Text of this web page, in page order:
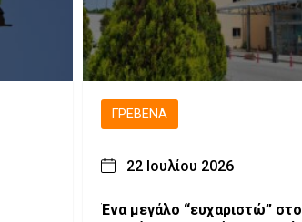
ΓΡΕΒΕΝΆ
22 Ιουλίου 2026
Ένα μεγάλο “ευχαριστώ” στο